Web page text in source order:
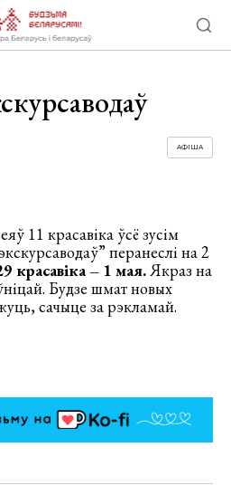
АФІША
11 красавіка ўсё зусім
перанеслі на 2
красавіка – 1 мая.Якраз на
Будзе шмат новых
сачыце за рэкламай.